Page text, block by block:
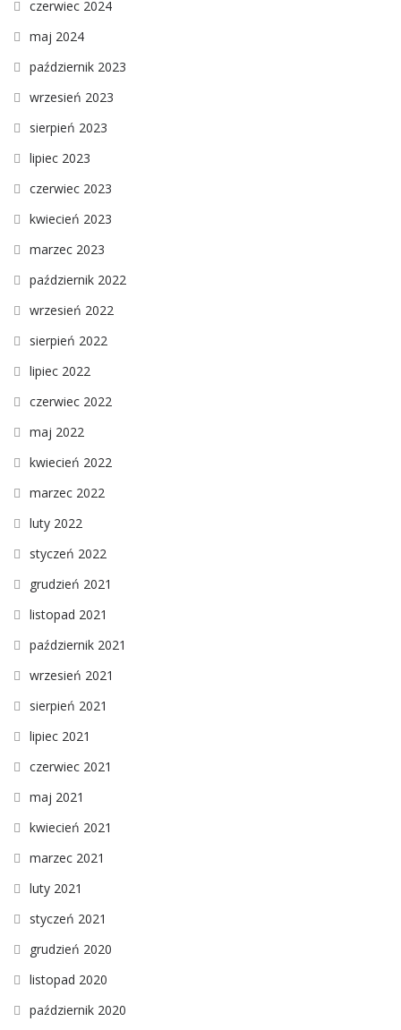
czerwiec 2024
maj 2024
październik 2023
wrzesień 2023
sierpień 2023
lipiec 2023
czerwiec 2023
kwiecień 2023
marzec 2023
październik 2022
wrzesień 2022
sierpień 2022
lipiec 2022
czerwiec 2022
maj 2022
kwiecień 2022
marzec 2022
luty 2022
styczeń 2022
grudzień 2021
listopad 2021
październik 2021
wrzesień 2021
sierpień 2021
lipiec 2021
czerwiec 2021
maj 2021
kwiecień 2021
marzec 2021
luty 2021
styczeń 2021
grudzień 2020
listopad 2020
październik 2020